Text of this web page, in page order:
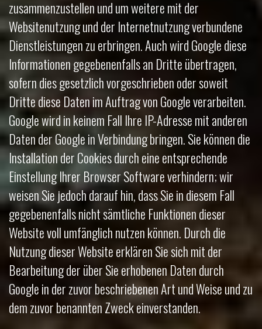
zusammenzustellen und um weitere mit der
Websitenutzung und der Internetnutzung verbundene
Dienstleistungen zu erbringen. Auch wird Google diese
Informationen gegebenenfalls an Dritte übertragen,
sofern dies gesetzlich vorgeschrieben oder soweit
Dritte diese Daten im Auftrag von Google verarbeiten.
Google wird in keinem Fall Ihre IP-Adresse mit anderen
Daten der Google in Verbindung bringen. Sie können die
Installation der Cookies durch eine entsprechende
Einstellung Ihrer Browser Software verhindern; wir
weisen Sie jedoch darauf hin, dass Sie in diesem Fall
gegebenenfalls nicht sämtliche Funktionen dieser
Website voll umfänglich nutzen können. Durch die
Nutzung dieser Website erklären Sie sich mit der
Bearbeitung der über Sie erhobenen Daten durch
Google in der zuvor beschriebenen Art und Weise und zu
dem zuvor benannten Zweck einverstanden.